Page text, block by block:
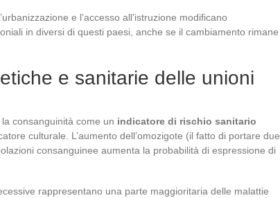
e l’accesso all’istruzione modificano
in diversi di questi paesi, anche se il cambiamento rimane
e sanitarie delle unioni
consanguinità come un indicatore di rischio sanitario
culturale. L’aumento dell’omozigote (il fatto di portare due
consanguinee aumenta la probabilità di espressione di
rappresentano una parte maggioritaria delle malattie